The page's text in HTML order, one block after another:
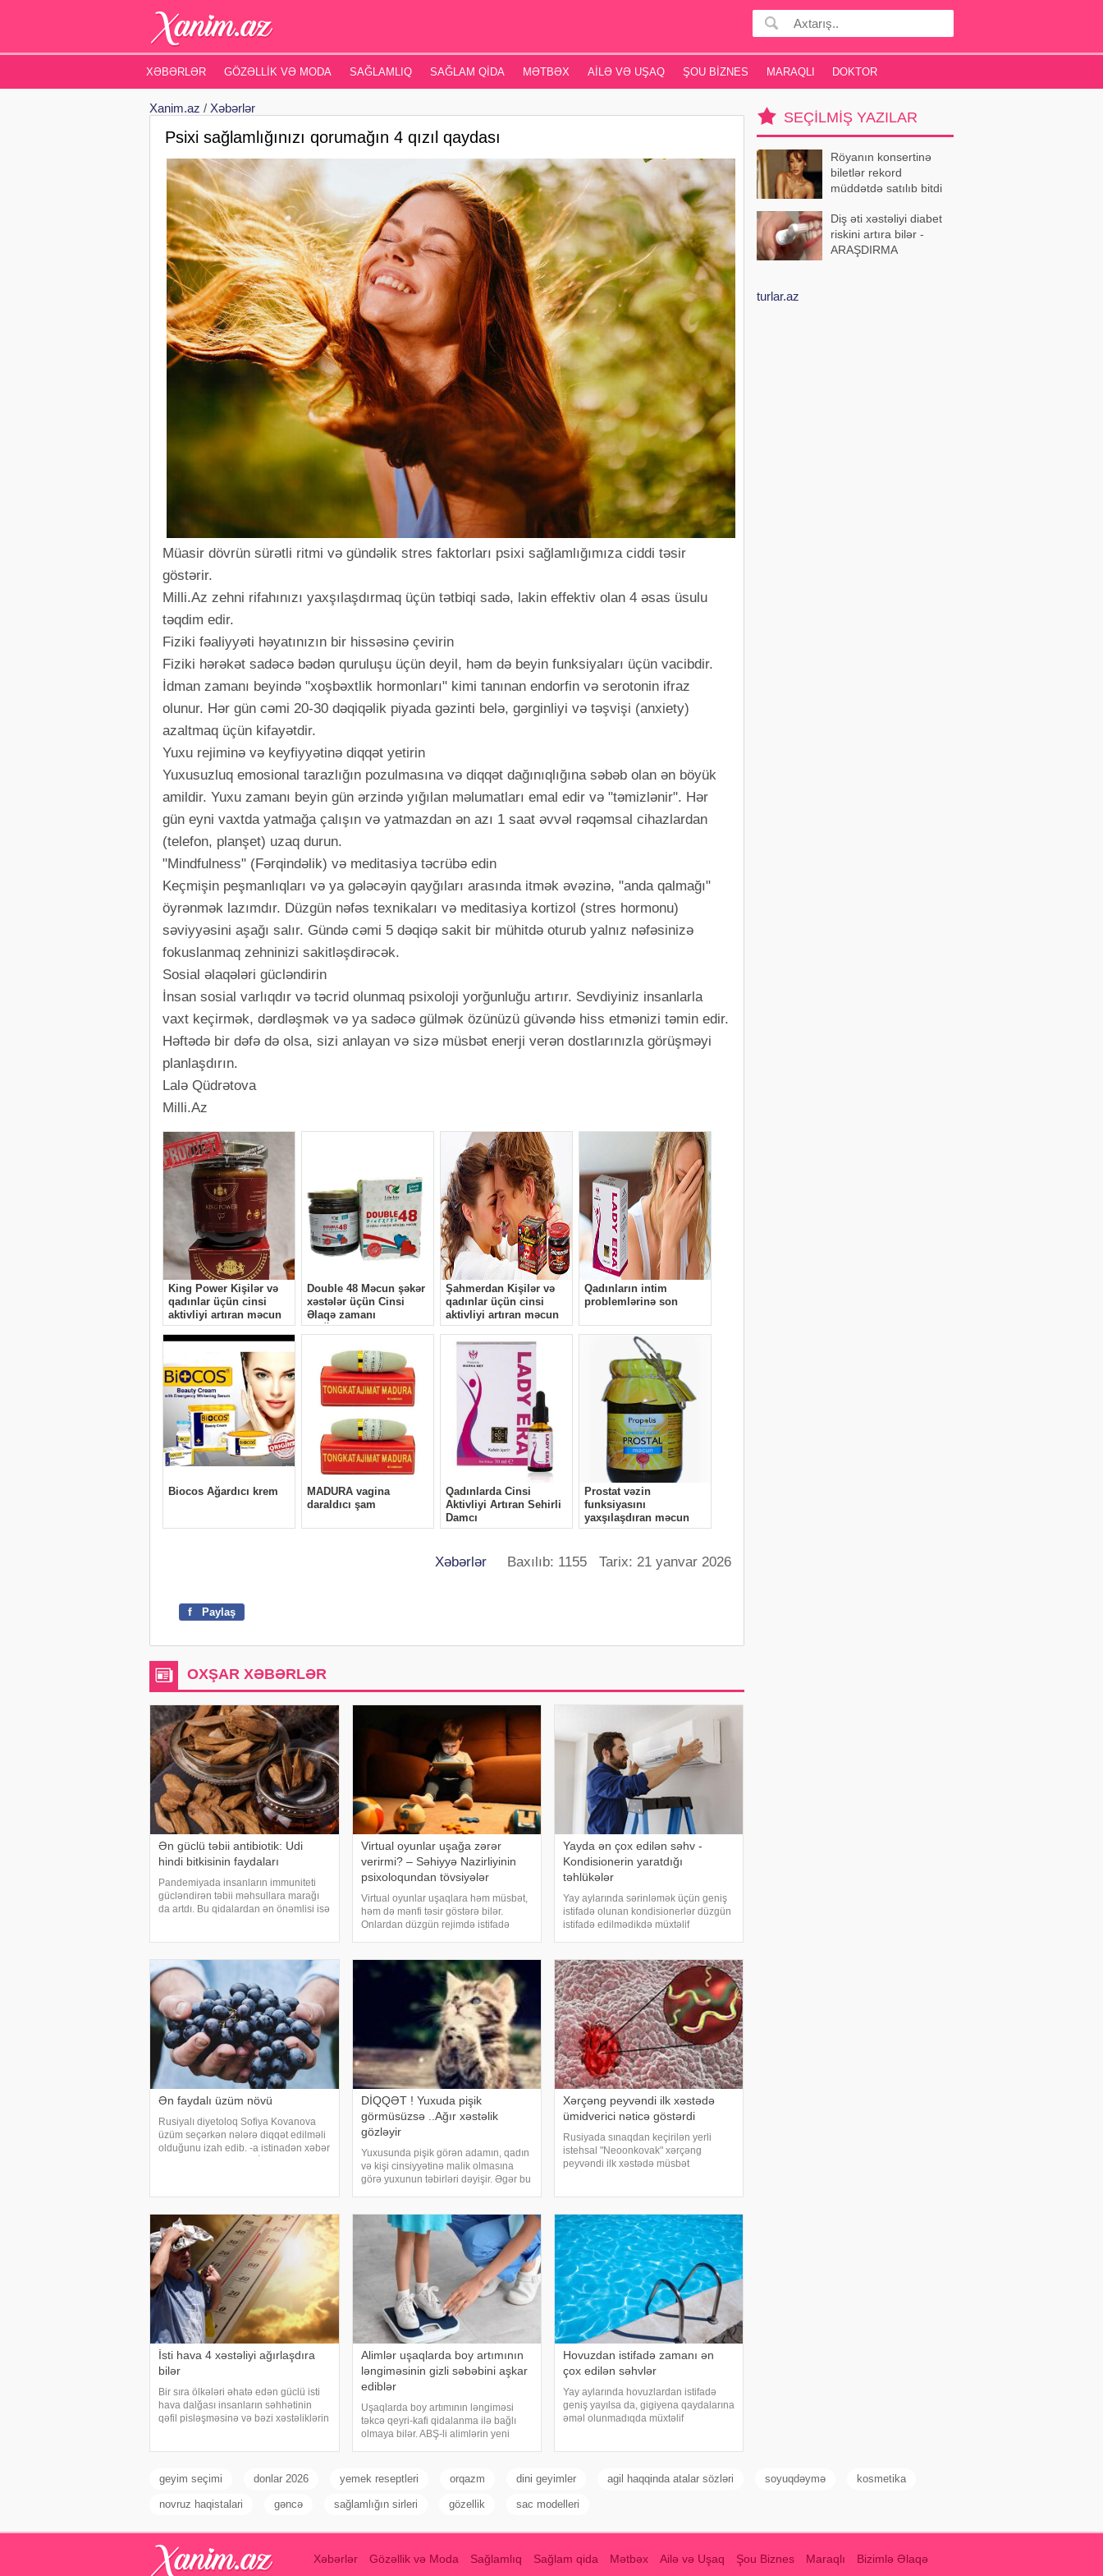
XƏBƏRLƏR GÖZƏLLIK VƏ MODA SAĞLAMLIQ SAĞLAM QIDA MƏTBƏX AILƏ VƏ UŞAQ ŞOU BIZNES MARAQLI DOKTOR
Xanim.az / Xəbərlər
Psixi sağlamlığınızı qorumağın 4 qızıl qaydası
Müasir dövrün sürətli ritmi və gündəlik stres faktorları psixi sağlamlığımıza ciddi təsir
göstərir.
Milli.Az zehni rifahınızı yaxşılaşdırmaq üçün tətbiqi sadə, lakin effektiv olan 4 əsas üsulu
təqdim edir.
Fiziki fəaliyyəti həyatınızın bir hissəsinə çevirin
Fiziki hərəkət sadəcə bədən quruluşu üçün deyil, həm də beyin funksiyaları üçün vacibdir.
İdman zamanı beyində "xoşbəxtlik hormonları" kimi tanınan endorfin və serotonin ifraz
olunur. Hər gün cəmi 20-30 dəqiqəlik piyada gəzinti belə, gərginliyi və təşvişi (anxiety)
azaltmaq üçün kifayətdir.
Yuxu rejiminə və keyfiyyətinə diqqət yetirin
Yuxusuzluq emosional tarazlığın pozulmasına və diqqət dağınıqlığına səbəb olan ən böyük
amildir. Yuxu zamanı beyin gün ərzində yığılan məlumatları emal edir və "təmizlənir". Hər
gün eyni vaxtda yatmağa çalışın və yatmazdan ən azı 1 saat əvvəl rəqəmsal cihazlardan
(telefon, planşet) uzaq durun.
"Mindfulness" (Fərqindəlik) və meditasiya təcrübə edin
Keçmişin peşmanlıqları və ya gələcəyin qayğıları arasında itmək əvəzinə, "anda qalmağı"
öyrənmək lazımdır. Düzgün nəfəs texnikaları və meditasiya kortizol (stres hormonu)
səviyyəsini aşağı salır. Gündə cəmi 5 dəqiqə sakit bir mühitdə oturub yalnız nəfəsinizə
fokuslanmaq zehninizi sakitləşdirəcək.
Sosial əlaqələri gücləndirin
İnsan sosial varlıqdır və təcrid olunmaq psixoloji yorğunluğu artırır. Sevdiyiniz insanlarla
vaxt keçirmək, dərdləşmək və ya sadəcə gülmək özünüzü güvəndə hiss etmənizi təmin edir.
Həftədə bir dəfə də olsa, sizi anlayan və sizə müsbət enerji verən dostlarınızla görüşməyi
planlaşdırın.
Lalə Qüdrətova
Milli.Az
Xəbərlər Baxılıb: 1155 Tarix: 21 yanvar 2026
f Paylaş
OXŞAR XƏBƏRLƏR
Ən güclü təbii antibiotik: Udi
hindi bitkisinin faydaları
Pandemiyada insanların immuniteti
gücləndirən təbii məhsullara marağı
da artdı. Bu qidalardan ən önəmlisi isə
Virtual oyunlar uşağa zərər
verirmi? – Səhiyyə Nazirliyinin
psixoloqundan tövsiyələr
Virtual oyunlar uşaqlara həm müsbət,
həm də mənfi təsir göstərə bilər.
Onlardan düzgün rejimdə istifadə
psixoloji problemlərə səbəb ola bilər
Yayda ən çox edilən səhv -
Kondisionerin yaratdığı
təhlükələr
Yay aylarında sərinləmək üçün geniş
istifadə olunan kondisionerlər düzgün
istifadə edilmədikdə müxtəlif
dəyişiklikləri, quru hava və baxımsız
kondisionerlərd
Ən faydalı üzüm növü
Rusiyalı diyetoloq Sofiya Kovanova
üzüm seçərkən nələrə diqqət edilməli
olduğunu izah edib. -a istinadən xəbər
sortlar
DİQQƏT ! Yuxuda pişik
görmüsüzsə ..Ağır xəstəlik
gözləyir
Yuxusunda pişik görən adamın, qadın
və kişi cinsiyyətinə malik olmasına
görə yuxunun təbirləri dəyişir. Əgər bu
şəxsiyyətə sahib olduğu, ətrafındak
Xərçəng peyvəndi ilk xəstədə
ümidverici nəticə göstərdi
Rusiyada sınaqdan keçirilən yerli
istehsal "Neoonkovak" xərçəng
peyvəndi ilk xəstədə müsbət
Mikrobiologiya Mərkəzini
İsti hava 4 xəstəliyi ağırlaşdıra
bilər
Bir sıra ölkələri əhatə edən güclü isti
hava dalğası insanların səhhətinin
qəfil pisləşməsinə və bəzi xəstəliklərin
Alimlər uşaqlarda boy artımının
ləngiməsinin gizli səbəbini aşkar
ediblər
Uşaqlarda boy artımının ləngiməsi
təkcə qeyri-kafi qidalanma ilə bağlı
olmaya bilər. ABŞ-li alimlərin yeni
hələ ana bətnində olarkən körpənin
inkişafın
Hovuzdan istifadə zamanı ən
çox edilən səhvlər
Yay aylarında hovuzlardan istifadə
geniş yayılsa da, gigiyena qaydalarına
əməl olunmadıqda müxtəlif
SEÇILMIŞ YAZILAR
Röyanın konsertinə
biletlər rekord
müddətdə satılıb bitdi
Diş əti xəstəliyi diabet
riskini artıra bilər -
ARAŞDIRMA
turlar.az
geyim seçimi donlar 2026 yemek reseptleri orqazm dini geyimler agil haqqinda atalar sözləri soyuqdəymə kosmetika
novruz haqistalari gəncə sağlamlığın sirleri gözellik sac modelleri
Xəbərlər Gözəllik və Moda Sağlamlıq Sağlam qida Mətbəx Ailə və Uşaq Şou Biznes Maraqlı Bizimlə Əlaqə